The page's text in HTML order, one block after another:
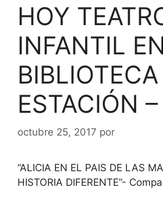
HOY
INFANTIL
ESTACIÓN
octubre 25, 2017 por
“ALICIA EN EL PAIS DE LAS
HISTORIA DIFERENTE”-